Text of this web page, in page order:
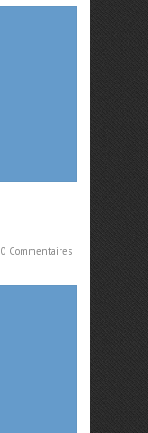
0 Commentaires